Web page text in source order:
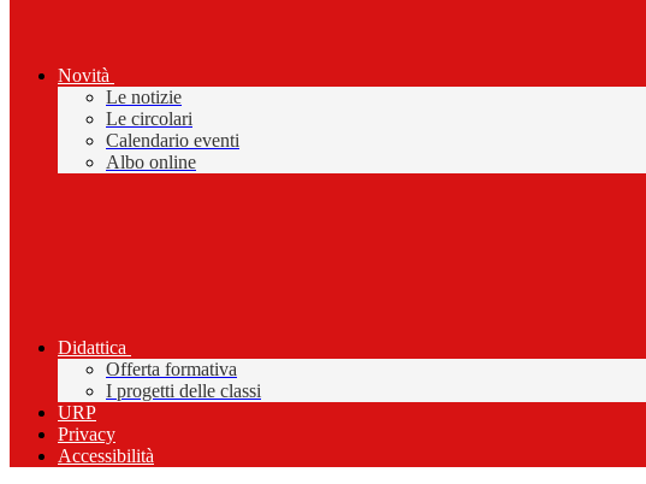
Novità
Le notizie
Le circolari
Calendario eventi
Albo online
Didattica
Offerta formativa
I progetti delle classi
URP
Privacy
Accessibilità